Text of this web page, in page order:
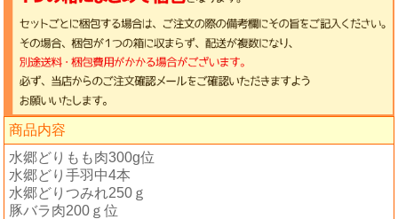
商品内容
水郷どりもも肉300g位
水郷どり手羽中4本
水郷どりつみれ250ｇ
豚バラ肉200ｇ位